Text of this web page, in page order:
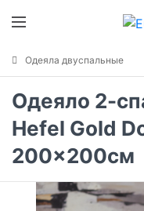
Одеяла двуспальные
Одеяло 2-
Hefel Gold
200x200см